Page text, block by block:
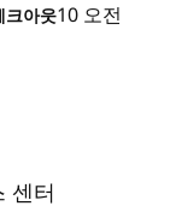
크아웃10 오전
센터